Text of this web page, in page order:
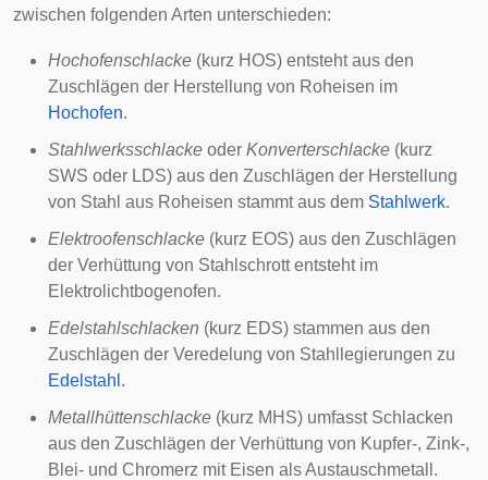
zwischen folgenden Arten unterschieden:
Hochofenschlacke (kurz HOS) entsteht aus den
Zuschlägen der Herstellung von Roheisen im
Hochofen.
Stahlwerksschlacke oder Konverterschlacke (kurz
SWS oder LDS) aus den Zuschlägen der Herstellung
von Stahl aus Roheisen stammt aus dem Stahlwerk.
Elektroofenschlacke (kurz EOS) aus den Zuschlägen
der Verhüttung von Stahlschrott entsteht im
Elektrolichtbogenofen.
Edelstahlschlacken (kurz EDS) stammen aus den
Zuschlägen der Veredelung von Stahllegierungen zu
Edelstahl .
Metallhüttenschlacke (kurz MHS) umfasst Schlacken
aus den Zuschlägen der Verhüttung von Kupfer-, Zink-,
Blei- und Chromerz mit Eisen als Austauschmetall.